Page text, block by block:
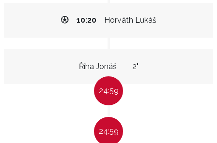
Horváth Lukáš
10:20
Říha Jonáš 2"
24:59
24:59